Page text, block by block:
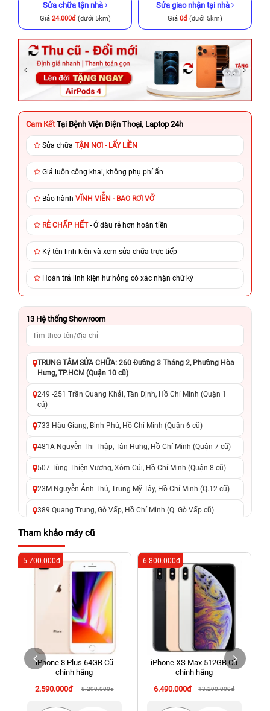
Sửa chữa tận nhà
Giá 24.000đ(dưới 5km)
Sửa giao nhận tại nhà
Giá 0đ (dưới 5km)
Cam Kết Tại Bệnh Viện Điện Thoại, Laptop 24h
Sửa chữa TẬN NƠI - LẤY LIỀN
Giá luôn công khai, không phụ phí ẩn
Bảo hành VĨNH VIỄN - BAO RƠI VỠ
RẺ CHẤP HẾT- Ở đâu rẻ hơn hoàn tiền
Ký tên linh kiện và xem sửa chữa trực tiếp
Hoàn trả linh kiện hư hỏng có xác nhận chữ ký
13 Hệ thống Showroom
TRUNG TÂM SỬA CHỮA: 260 Đường 3 Tháng 2, Phường Hòa
Hưng, TP.HCM (Quận 10 cũ)
249 -251 Trần Quang Khải, Tân Định, Hồ Chí Minh (Quận 1
cũ)
733 Hậu Giang, Bình Phú, Hồ Chí Minh (Quận 6 cũ)
481A Nguyễn Thị Thập, Tân Hưng, Hồ Chí Minh (Quận 7 cũ)
507 Tùng Thiện Vương, Xóm Củi, Hồ Chí Minh (Quận 8 cũ)
23M Nguyễn Ảnh Thủ, Trung Mỹ Tây, Hồ Chí Minh (Q.12 cũ)
389 Quang Trung, Gò Vấp, Hồ Chí Minh (Q. Gò Vấp cũ)
625 - 625A Âu Cơ, Tân Phú, Hồ Chí Minh (Quận Tân Phú cũ)
326 Lê Văn Việt, Tăng Nhơn Phú, Hồ Chí Minh (Q.9 TP. Thủ
Đức cũ)
256 Võ Văn Ngân, Thủ Đức, Hồ Chí Minh (Bình Thọ, TP. Thủ
Đức Cũ)
70 Nguyễn An Ninh, Dĩ An, Hồ Chí Minh (Bình Dương Cũ)
24h Vũng Tàu: 162A Ba Cu, Vũng Tàu, Hồ Chí Minh (TP. Vũng
Tàu cũ)
198 Hoàng Văn Thụ, Tân Sơn Nhất, Hồ Chí Minh (Tân Bình
Tham khảo máy cũ
iPhone 8 Plus 64GB Cũ
chính hãng
2.590.000đ
8.290.000đ
-5.700.000đ
iPhone XS Max 512GB Cũ
chính hãng
6.490.000đ
13.290.000đ
-6.800.000đ